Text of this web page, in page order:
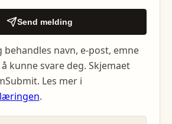
Send melding
behandles navn, e-post, emne
kunne svare deg. Skjemaet
Les mer i
.